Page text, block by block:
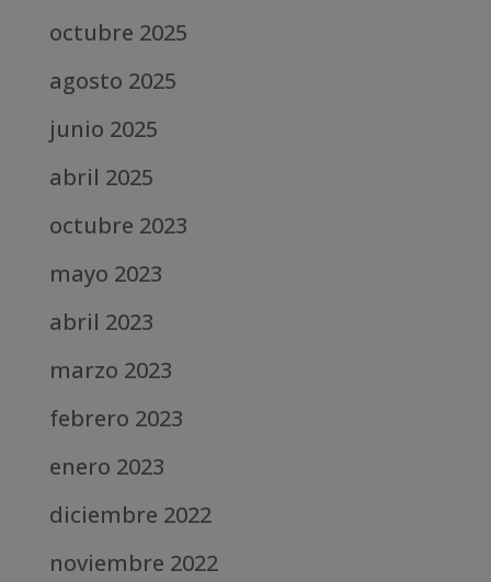
octubre 2025
agosto 2025
junio 2025
abril 2025
octubre 2023
mayo 2023
abril 2023
marzo 2023
febrero 2023
enero 2023
diciembre 2022
noviembre 2022